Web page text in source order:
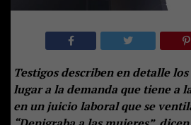
Testigos describen en detalle
lugar a la demanda que tiene a
en un juicio laboral que se